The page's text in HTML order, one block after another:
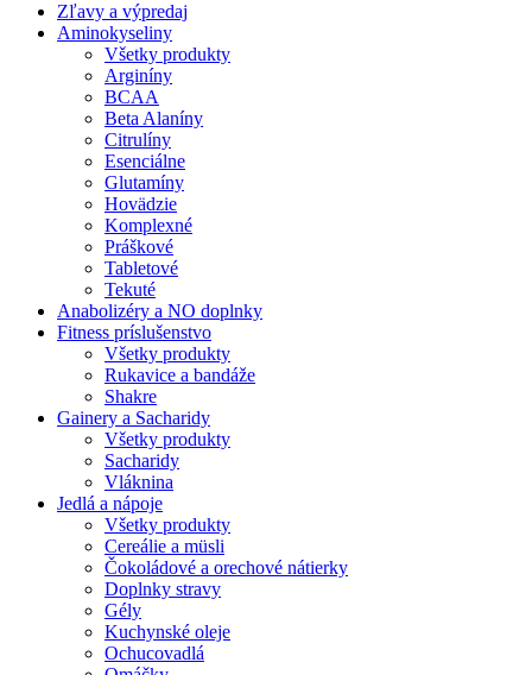
Zľavy a výpredaj
Aminokyseliny
Všetky produkty
Arginíny
BCAA
Beta Alaníny
Citrulíny
Esenciálne
Glutamíny
Hovädzie
Komplexné
Práškové
Tabletové
Tekuté
Anabolizéry a NO doplnky
Fitness príslušenstvo
Všetky produkty
Rukavice a bandáže
Shakre
Gainery a Sacharidy
Všetky produkty
Sacharidy
Vláknina
Jedlá a nápoje
Všetky produkty
Cereálie a müsli
Čokoládové a orechové nátierky
Doplnky stravy
Gély
Kuchynské oleje
Ochucovadlá